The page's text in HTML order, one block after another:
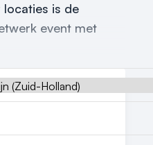
is de
event met